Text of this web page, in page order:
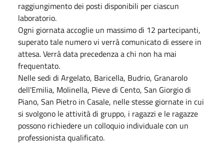
raggiungimento dei posti disponibili per ciascun
laboratorio.
Ogni giornata accoglie un massimo di 12 partecipanti,
superato tale numero vi verrà comunicato di essere in
attesa. Verrà data precedenza a chi non ha mai
frequentato.
Nelle sedi di Argelato, Baricella, Budrio, Granarolo
dell'Emilia, Molinella, Pieve di Cento, San Giorgio di
Piano, San Pietro in Casale, nelle stesse giornate in cui
si svolgono le attività di gruppo, i ragazzi e le ragazze
possono richiedere un colloquio individuale con un
professionista qualificato.